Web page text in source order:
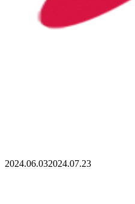
2024.06.032024.07.23